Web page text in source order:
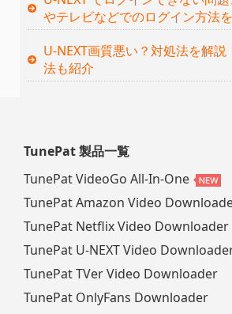
やテレビなどでのログイン方法を
U-NEXT画質悪い？対処法を解
法も紹介
TunePat 製品一覧
TunePat VideoGo All-In-One
TunePat Amazon Video
TunePat Netflix Video Downloader
TunePat U-NEXT Video
TunePat TVer Video Downloader
TunePat OnlyFans Downloader